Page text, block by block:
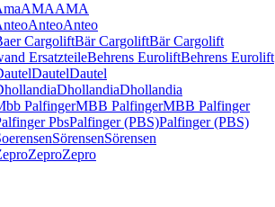
AMAAMA
AnteoAnteo
Bär CargoliftBär Cargolift
Behrens EuroliftBehrens Eurolift
DautelDautel
DhollandiaDhollandia
MBB PalfingerMBB Palfinger
Palfinger (PBS)Palfinger (PBS)
SörensenSörensen
ZeproZepro